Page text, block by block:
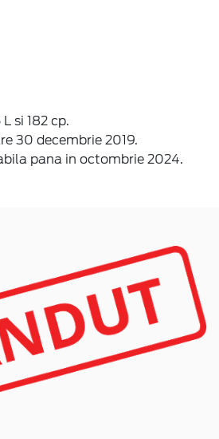
si 182 cp.
30 decembrie 2019.
pana in octombrie 2024.